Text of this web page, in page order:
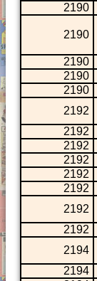
2190
2190
2190
2190
2190
2192
2192
2192
2192
2192
2192
2192
2192
2194
2194